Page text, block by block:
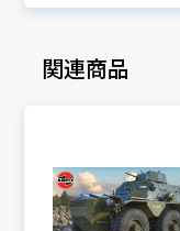
関連商品